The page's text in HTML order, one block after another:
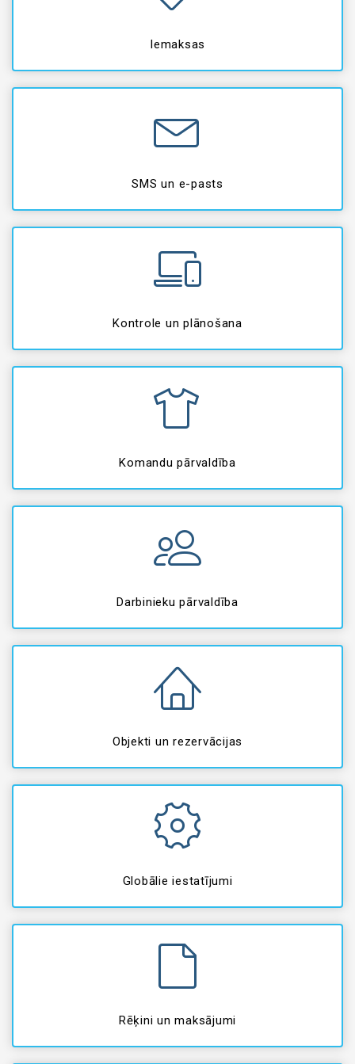
Iemaksas
SMS un e-pasts
Kontrole un plānošana
Komandu pārvaldība
Darbinieku pārvaldība
Objekti un rezervācijas
Globālie iestatījumi
Rēķini un maksājumi